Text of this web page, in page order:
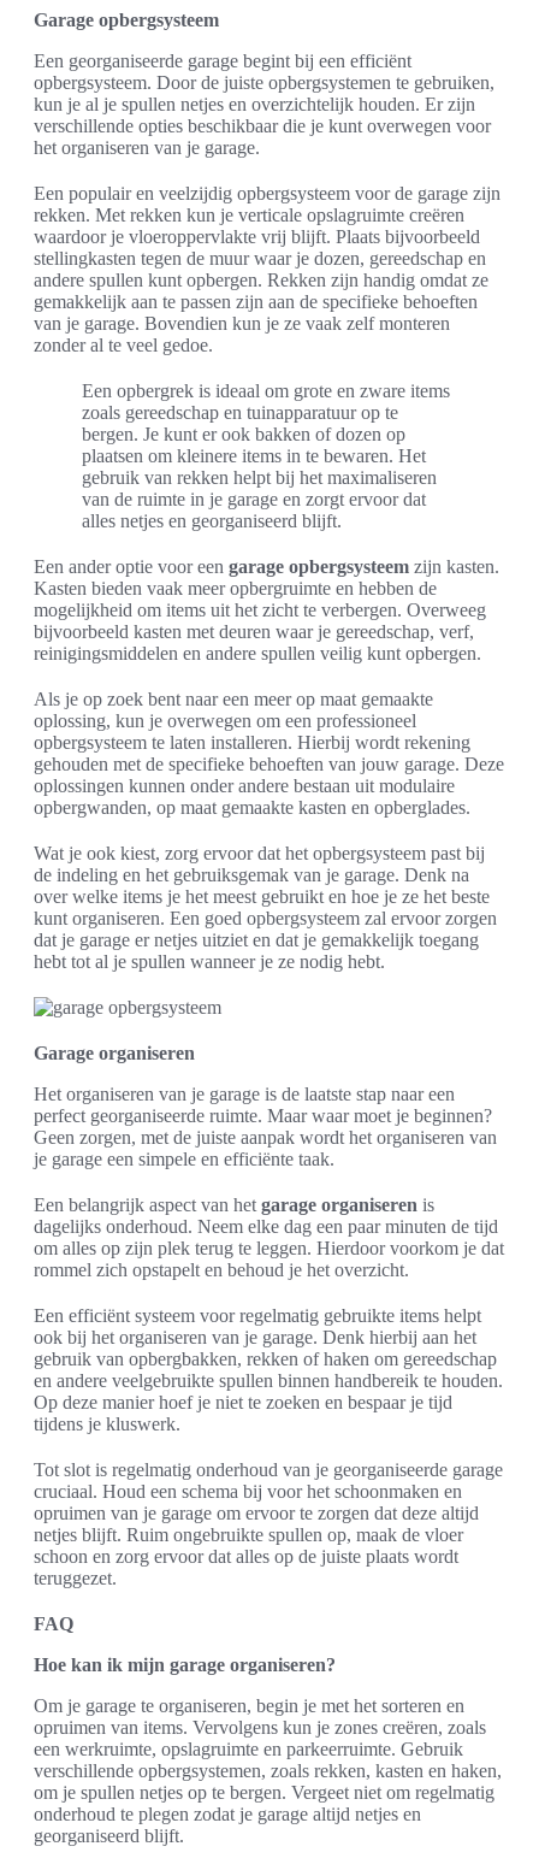
Garage opbergsysteem
Een georganiseerde garage begint bij een efficiënt
opbergsysteem. Door de juiste opbergsystemen te gebruiken,
kun je al je spullen netjes en overzichtelijk houden. Er zijn
verschillende opties beschikbaar die je kunt overwegen voor
het organiseren van je garage.
Een populair en veelzijdig opbergsysteem voor de garage zijn
rekken. Met rekken kun je verticale opslagruimte creëren
waardoor je vloeroppervlakte vrij blijft. Plaats bijvoorbeeld
stellingkasten tegen de muur waar je dozen, gereedschap en
andere spullen kunt opbergen. Rekken zijn handig omdat ze
gemakkelijk aan te passen zijn aan de specifieke behoeften
van je garage. Bovendien kun je ze vaak zelf monteren
zonder al te veel gedoe.
Een opbergrek is ideaal om grote en zware items
zoals gereedschap en tuinapparatuur op te
bergen. Je kunt er ook bakken of dozen op
plaatsen om kleinere items in te bewaren. Het
gebruik van rekken helpt bij het maximaliseren
van de ruimte in je garage en zorgt ervoor dat
alles netjes en georganiseerd blijft.
Een ander optie voor een garage opbergsysteem zijn kasten.
Kasten bieden vaak meer opbergruimte en hebben de
mogelijkheid om items uit het zicht te verbergen. Overweeg
bijvoorbeeld kasten met deuren waar je gereedschap, verf,
reinigingsmiddelen en andere spullen veilig kunt opbergen.
Als je op zoek bent naar een meer op maat gemaakte
oplossing, kun je overwegen om een professioneel
opbergsysteem te laten installeren. Hierbij wordt rekening
gehouden met de specifieke behoeften van jouw garage. Deze
oplossingen kunnen onder andere bestaan uit modulaire
opbergwanden, op maat gemaakte kasten en opberglades.
Wat je ook kiest, zorg ervoor dat het opbergsysteem past bij
de indeling en het gebruiksgemak van je garage. Denk na
over welke items je het meest gebruikt en hoe je ze het beste
kunt organiseren. Een goed opbergsysteem zal ervoor zorgen
dat je garage er netjes uitziet en dat je gemakkelijk toegang
hebt tot al je spullen wanneer je ze nodig hebt.
Garage organiseren
Het organiseren van je garage is de laatste stap naar een
perfect georganiseerde ruimte. Maar waar moet je beginnen?
Geen zorgen, met de juiste aanpak wordt het organiseren van
je garage een simpele en efficiënte taak.
Een belangrijk aspect van het garage organiseren is
dagelijks onderhoud. Neem elke dag een paar minuten de tijd
om alles op zijn plek terug te leggen. Hierdoor voorkom je dat
rommel zich opstapelt en behoud je het overzicht.
Een efficiënt systeem voor regelmatig gebruikte items helpt
ook bij het organiseren van je garage. Denk hierbij aan het
gebruik van opbergbakken, rekken of haken om gereedschap
en andere veelgebruikte spullen binnen handbereik te houden.
Op deze manier hoef je niet te zoeken en bespaar je tijd
tijdens je kluswerk.
Tot slot is regelmatig onderhoud van je georganiseerde garage
cruciaal. Houd een schema bij voor het schoonmaken en
opruimen van je garage om ervoor te zorgen dat deze altijd
netjes blijft. Ruim ongebruikte spullen op, maak de vloer
schoon en zorg ervoor dat alles op de juiste plaats wordt
teruggezet.
FAQ
Hoe kan ik mijn garage organiseren?
Om je garage te organiseren, begin je met het sorteren en
opruimen van items. Vervolgens kun je zones creëren, zoals
een werkruimte, opslagruimte en parkeerruimte. Gebruik
verschillende opbergsystemen, zoals rekken, kasten en haken,
om je spullen netjes op te bergen. Vergeet niet om regelmatig
onderhoud te plegen zodat je garage altijd netjes en
georganiseerd blijft.